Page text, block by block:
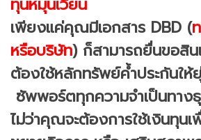
เพียงแค่คุณมีเอกสาร DBD (
หรือบริษัท) ก็สามารถยื่นขอสิน
ต้องใช้หลักทรัพย์ค้ำประกันให้
ซัพพอร์ตทุกความจำเป็นทาง
ไม่ว่าคุณจะต้องการใช้เงินทุน